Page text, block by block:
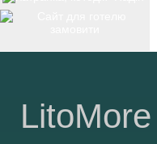
LitoMore